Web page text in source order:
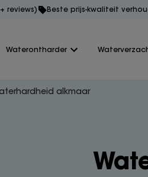
reviews) Beste prijs-kwaliteit
Waterontharder
alkmaar